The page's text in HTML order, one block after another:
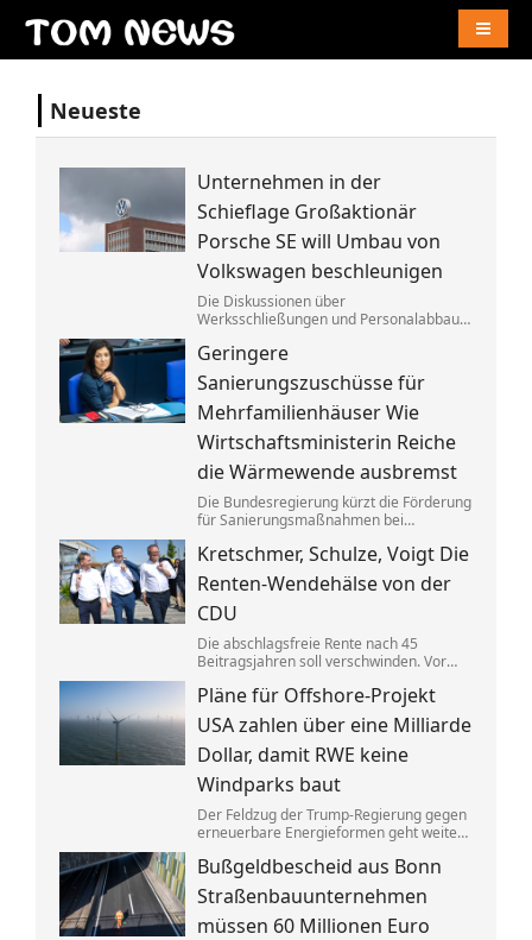
Neueste
Unternehmen in der
Schieflage Großaktionär
Porsche SE will Umbau von
Volkswagen beschleunigen
Die Diskussionen über
Werksschließungen und Personalabbau
Clan zu lange. Die Familie fordert die
Aufgabe von »Denkverboten«.
Geringere
Sanierungszuschüsse für
Mehrfamilienhäuser Wie
Wirtschaftsministerin Reiche
die Wärmewende ausbremst
Die Bundesregierung kürzt die Förderung
für Sanierungsmaßnahmen bei
nicht zuletzt Mieter. Und die Klimaziele
dürften so kaum noch zu erreichen sein.
Kretschmer, Schulze, Voigt Die
Renten-Wendehälse von der
CDU
Die abschlagsfreie Rente nach 45
Beitragsjahren soll verschwinden. Vor
Dabei vertraten die CDU-
Ministerpräsidenten noch vor Kurzem
das Gegenteil dessen, was sie jetzt
sagen.
Pläne für Offshore-Projekt
USA zahlen über eine Milliarde
Dollar, damit RWE keine
Windparks baut
Der Feldzug der Trump-Regierung gegen
erneuerbare Energieformen geht weiter:
in den USA geplante große
Windkraftprojekte auf – gegen eine
üppige Entschädigung.
Bußgeldbescheid aus Bonn
Straßenbauunternehmen
müssen 60 Millionen Euro